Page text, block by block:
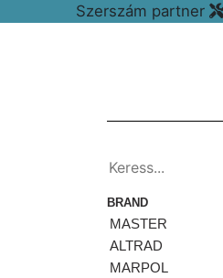
Szerszám partner
BRAND
MASTER
ALTRAD
MARPOL